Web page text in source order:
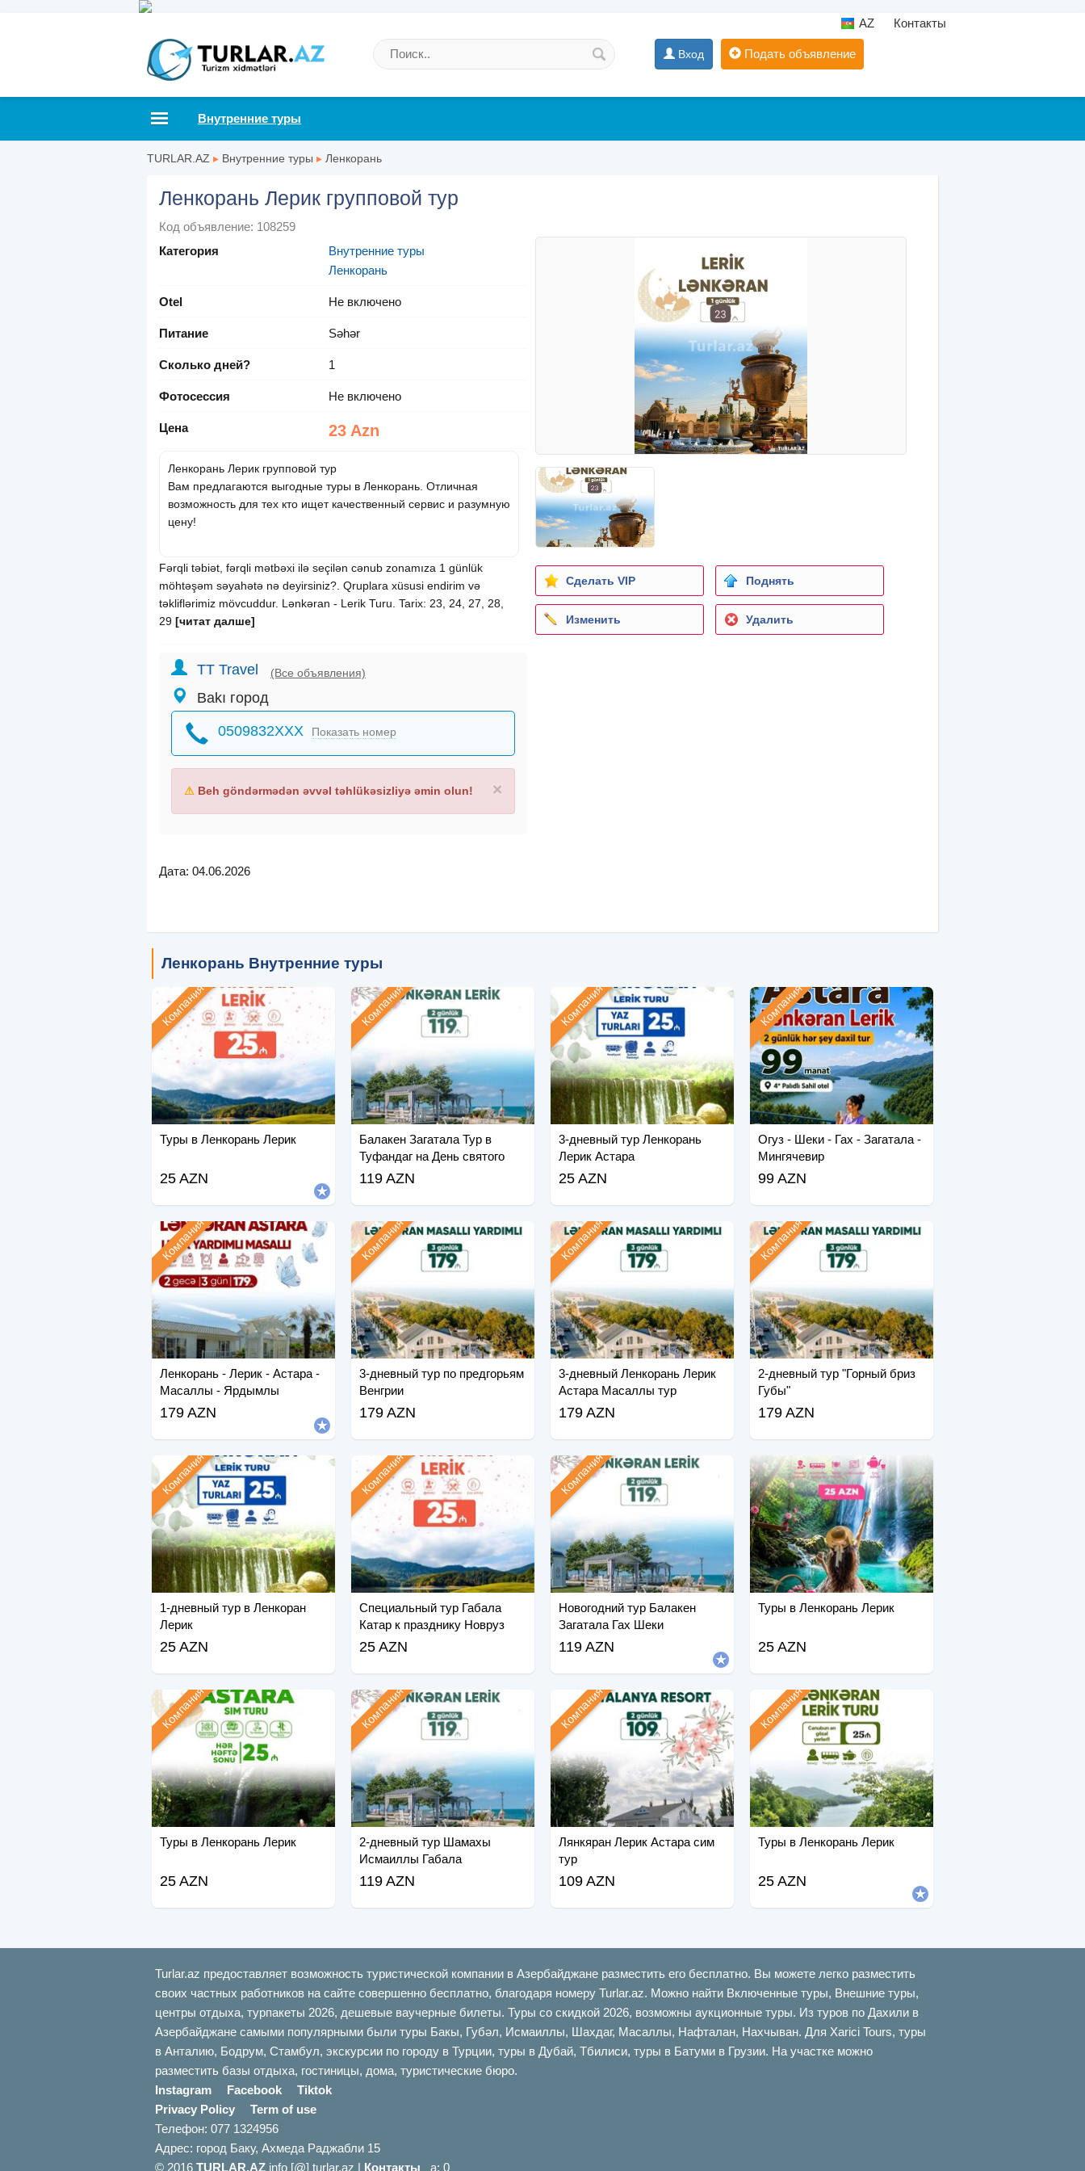
AZ Контакты
Вход Подать объявление
Внутренние туры
TURLAR.AZ ▸ Внутренние туры ▸ Ленкорань
Ленкорань Лерик групповой тур
Код объявление: 108259
Категория
Внутренние туры
Ленкорань
Otel Не включено
Питание Səhər
Сколько дней? 1
Фотосессия Не включено
Цена 23 Azn
Ленкорань Лерик групповой тур
Вам предлагаются выгодные туры в Ленкорань. Отличная
возможность для тех кто ищет качественный сервис и разумную
цену!
Fərqli təbiət, fərqli mətbəxi ilə seçilən cənub zonamıza 1 günlük
möhtəşəm səyahətə nə deyirsiniz?. Qruplara xüsusi endirim və
təkliflərimiz mövcuddur. Lənkəran - Lerik Turu. Tarix: 23, 24, 27, 28,
29 [читат далше]
TT Travel (Все объявления)
Bakı город
0509832XXX Показать номер
×
⚠ Beh göndərmədən əvvəl təhlükəsizliyə əmin olun!
Дата: 04.06.2026
Сделать VIP Поднять
Изменить Удалить
Ленкорань Внутренние туры
Туры в Ленкорань Лерик
Компания
25 AZN
Балакен Загатала Тур в
Туфандаг на День святого
Валентина
Компания
119 AZN
3-дневный тур Ленкорань
Лерик Астара
Компания
25 AZN
Огуз - Шеки - Гах - Загатала -
Мингячевир
Компания
99 AZN
Ленкорань - Лерик - Астара -
Масаллы - Ярдымлы
Компания
179 AZN
3-дневный тур по предгорьям
Венгрии
Компания
179 AZN
3-дневный Ленкорань Лерик
Астара Масаллы тур
Компания
179 AZN
2-дневный тур "Горный бриз
Губы"
Компания
179 AZN
1-дневный тур в Ленкоран
Лерик
Компания
25 AZN
Специальный тур Габала
Катар к празднику Новруз
Компания
25 AZN
Новогодний тур Балакен
Загатала Гах Шеки
Мингячевир
Компания
119 AZN
Туры в Ленкорань Лерик
25 AZN
Туры в Ленкорань Лерик
Компания
25 AZN
2-дневный тур Шамахы
Исмаиллы Габала
Компания
119 AZN
Лянкяран Лерик Астара сим
тур
Компания
109 AZN
Туры в Ленкорань Лерик
Компания
25 AZN
Turlar.az предоставляет возможность туристической компании в Азербайджане разместить его бесплатно. Вы можете легко разместить
своих частных работников на сайте совершенно бесплатно, благодаря номеру Turlar.az. Можно найти Включенные туры, Внешние туры,
центры отдыха, турпакеты 2026, дешевые ваучерные билеты. Туры со скидкой 2026, возможны аукционные туры. Из туров по Дахили в
Азербайджане самыми популярными были туры Бакы, Губəл, Исмаиллы, Шахдаг, Масаллы, Нафталан, Нахчыван. Для Xarici Tours, туры
в Анталию, Бодрум, Стамбул, экскурсии по городу в Турции, туры в Дубай, Тбилиси, туры в Батуми в Грузии. На участке можно
разместить базы отдыха, гостиницы, дома, туристические бюро.
Instagram
Facebook
Tiktok
Privacy Policy
Term of use
Телефон: 077 1324956
Адрес: город Баку, Ахмеда Раджабли 15
© 2016 TURLAR.AZ info [@] turlar.az | Контакты a: 0